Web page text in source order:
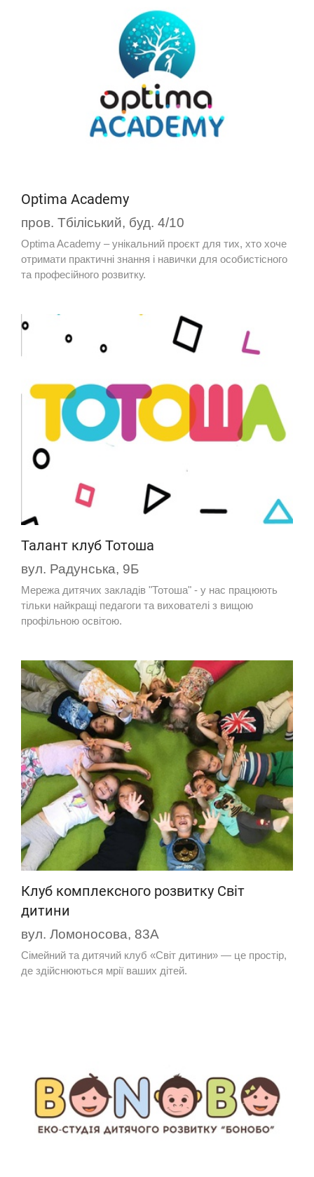
Optima Academy
пров. Тбіліський, буд. 4/10
Optima Academy – унікальний проєкт для тих, хто хоче
отримати практичні знання і навички для особистісного
та професійного розвитку.
Талант клуб Тотоша
вул. Радунська, 9Б
Мережа дитячих закладів "Тотоша" - у нас працюють
тільки найкращі педагоги та вихователі з вищою
профільною освітою.
Клуб комплексного розвитку Світ
дитини
вул. Ломоносова, 83А
Сімейний та дитячий клуб «Світ дитини» — це простір,
де здійснюються мрії ваших дітей.